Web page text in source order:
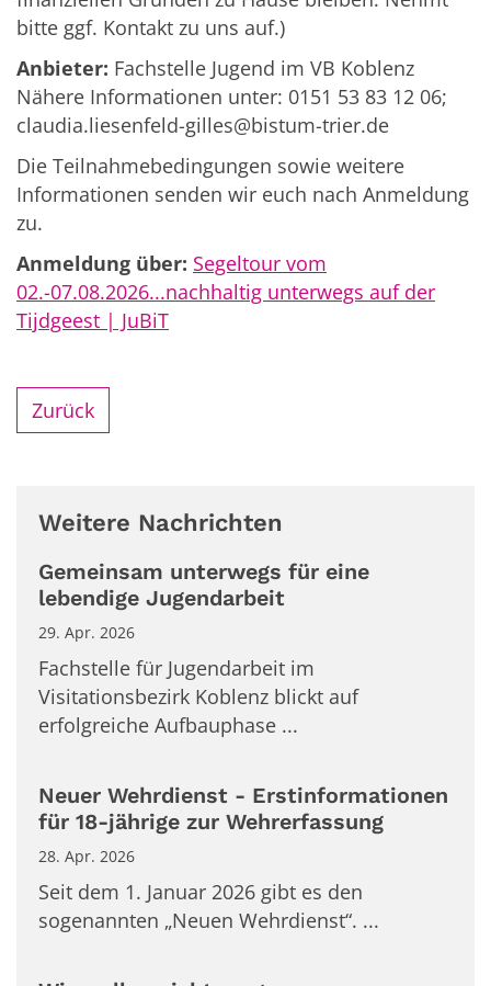
bitte ggf. Kontakt zu uns auf.)
Anbieter: Fachstelle Jugend im VB Koblenz
Nähere Informationen unter: 0151 53 83 12 06;
claudia.liesenfeld-gilles@bistum-trier.de
Die Teilnahmebedingungen sowie weitere
Informationen senden wir euch nach Anmeldung
zu.
Anmeldung über: Segeltour vom
02.-07.08.2026...nachhaltig unterwegs auf der
Tijdgeest | JuBiT
Zurück
Weitere Nachrichten
Gemeinsam unterwegs für eine
lebendige Jugendarbeit
29. Apr. 2026
Fachstelle für Jugendarbeit im
Visitationsbezirk Koblenz blickt auf
erfolgreiche Aufbauphase ...
Neuer Wehrdienst - Erstinformationen
für 18-jährige zur Wehrerfassung
28. Apr. 2026
Seit dem 1. Januar 2026 gibt es den
sogenannten „Neuen Wehrdienst“. ...